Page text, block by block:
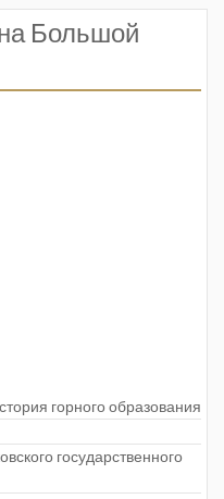
Большой
горного образования
государственного